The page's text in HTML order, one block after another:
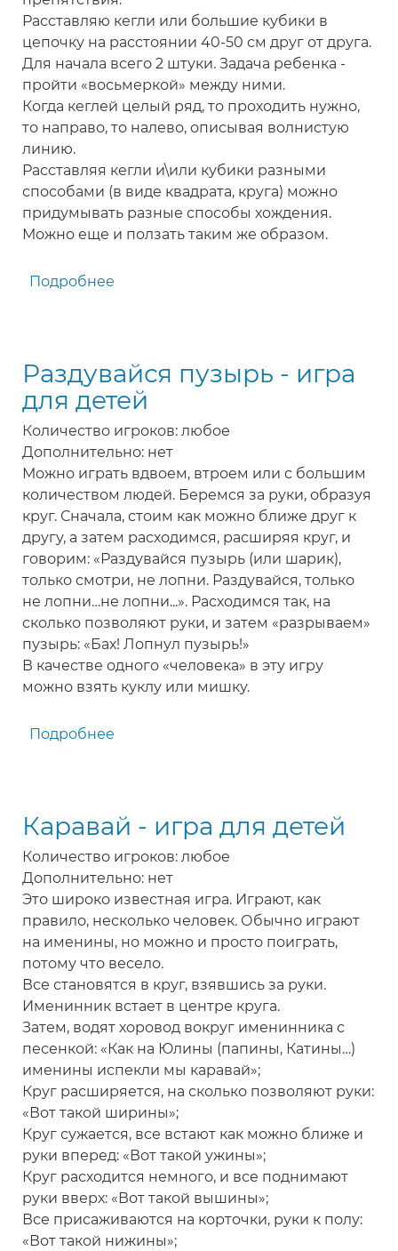
Расставляю кегли или большие кубики в
цепочку на расстоянии 40-50 см друг от друга.
Для начала всего 2 штуки. Задача ребенка -
пройти «восьмеркой» между ними.
Когда кеглей целый ряд, то проходить нужно,
то направо, то налево, описывая волнистую
линию.
Расставляя кегли и\или кубики разными
способами (в виде квадрата, круга) можно
придумывать разные способы хождения.
Можно еще и ползать таким же образом.
Подробнее
игра
для
детей
Раздувайся пузырь - игра
для детей
Количество игроков: любое
Дополнительно: нет
Можно играть вдвоем, втроем или с большим
количеством людей. Беремся за руки, образуя
круг. Сначала, стоим как можно ближе друг к
другу, а затем расходимся, расширяя круг, и
говорим: «Раздувайся пузырь (или шарик),
только смотри, не лопни. Раздувайся, только
не лопни…не лопни...». Расходимся так, на
сколько позволяют руки, и затем «разрываем»
пузырь: «Бах! Лопнул пузырь!»
В качестве одного «человека» в эту игру
можно взять куклу или мишку.
Подробнее
игра
для
детей
Каравай - игра для детей
Количество игроков: любое
Дополнительно: нет
Это широко известная игра. Играют, как
правило, несколько человек. Обычно играют
на именины, но можно и просто поиграть,
потому что весело.
Все становятся в круг, взявшись за руки.
Именинник встает в центре круга.
Затем, водят хоровод вокруг именинника с
песенкой: «Как на Юлины (папины, Катины…)
именины испекли мы каравай»;
Круг расширяется, на сколько позволяют руки:
«Вот такой ширины»;
Круг сужается, все встают как можно ближе и
руки вперед: «Вот такой ужины»;
Круг расходится немного, и все поднимают
руки вверх: «Вот такой вышины»;
Все присаживаются на корточки, руки к полу:
«Вот такой нижины»;